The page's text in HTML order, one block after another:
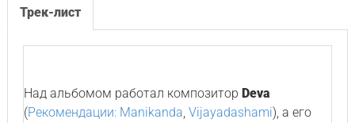
Трек-лист
Над альбомом работал композитор Deva
(Рекомендации: Manikanda, Vijayadashami), а его